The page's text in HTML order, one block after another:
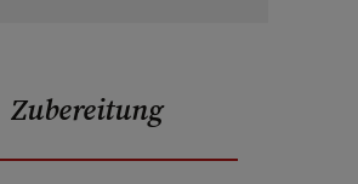
Zubereitung